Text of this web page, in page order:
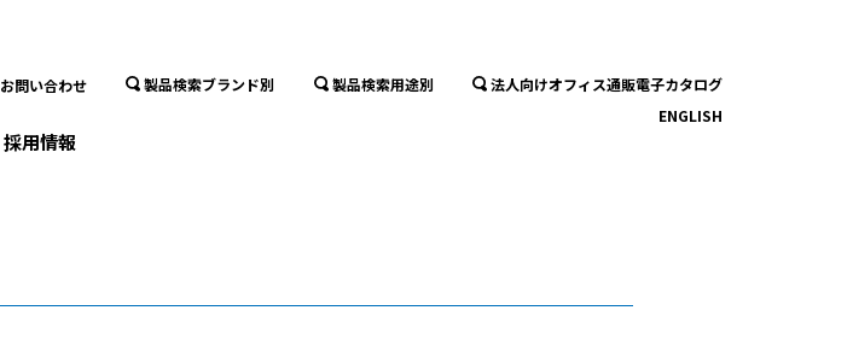
お問い合わせ 製品検索ブランド別 製品検索用途別
法人向けオフィス通販電子カタログ
ENGLISH
採用情報